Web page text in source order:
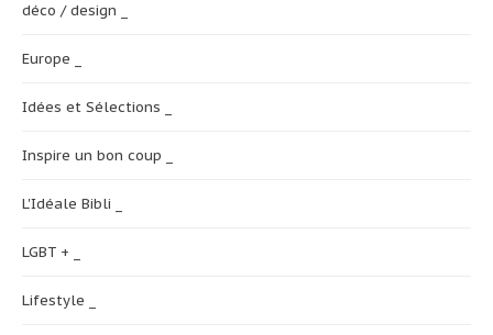
déco / design _
Europe _
Idées et Sélections _
Inspire un bon coup _
L'Idéale Bibli _
LGBT + _
Lifestyle _